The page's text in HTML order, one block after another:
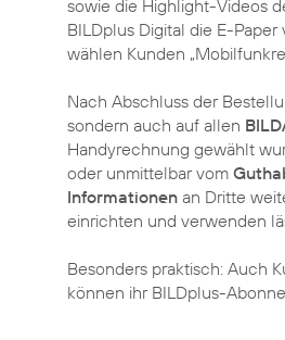
sowie die Highlight-Videos
BILDplus Digital die E-
wählen Kunden
Nach Abschluss der
sondern auch auf allen
Handyrechnung gewählt
oder unmittelbar vom
Informationen an Dritte
einrichten und verwenden
Besonders praktisch: Auch
können ihr BILDplus-